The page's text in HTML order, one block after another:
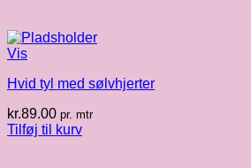
Vis
Hvid tyl med sølvhjerter
kr.89.00 pr. mtr
Tilføj til kurv